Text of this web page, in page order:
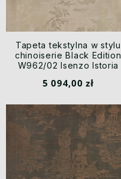
Tapeta tekstylna w stylu
chinoiserie Black Edition
W962/02 Isenzo Istoria
5 094,00 zł